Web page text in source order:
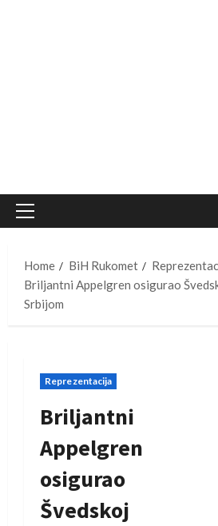
Primary
Home
BiH Rukomet
Briljantni Appelgren osigurao
Srbijom
Reprezentacija
Briljantni
Appelgren
osigurao
Švedskoj